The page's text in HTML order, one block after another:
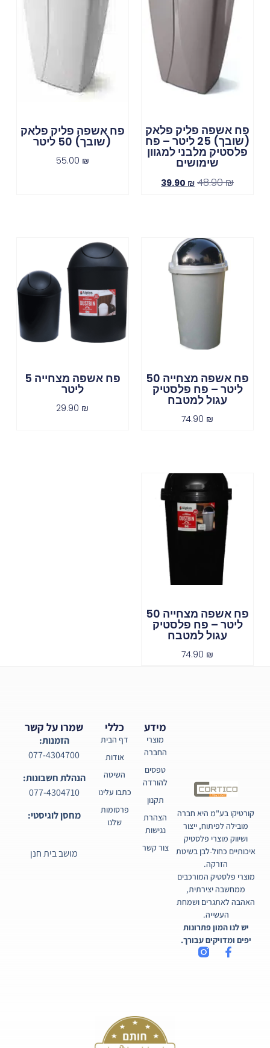
פח אשפה פליק פלאק
(שובך) 25 ליטר – פח
פלסטיק מלבני למגוון
שימושים
48.90₪
39.90 ₪
פח אשפה פליק פלאק
(שובך) 50 ליטר
55.00 ₪
פח אשפה מצחייה 50
ליטר – פח פלסטיק
עגול למטבח
74.90 ₪
פח אשפה מצחייה 5
ליטר
29.90 ₪
פח אשפה מצחייה 50
ליטר – פח פלסטיק
עגול למטבח
74.90 ₪
קורטיקו בע"מ היא חברה
מובילה לפיתוח, ייצור
ושיווק מוצרי פלסטיק
איכותיים כחול-לבן בשיטת
הזרקה.
מוצרי פלסטיק המורכבים
ממחשבה יצירתית,
האהבה לאתגרים ושמחת
העשייה.
יש לנו המון פתרונות
יפים ומדויקים עבורך.
כללי
דף הבית
אודות
השיטה
כתבו עלינו
פרסומות
שלנו
מידע
מוצרי
החברה
טפסים
להורדה
תקנון
הצהרת
נגישות
צור קשר
שמרו על קשר
הזמנות:
077-4304700
הנהלת חשבונות:
077-4304710
מחסן לוגיסטי:
מושב בית חנן